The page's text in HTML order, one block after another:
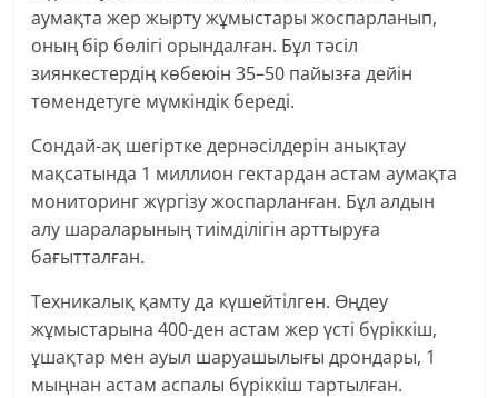
аумақта жер жырту жұмыстары жоспарланып,
оның бір бөлігі орындалған. Бұл тәсіл
зиянкестердің көбеюін 35–50 пайызға дейін
төмендетуге мүмкіндік береді.
Сондай-ақ шегіртке дернәсілдерін анықтау
мақсатында 1 миллион гектардан астам аумақта
мониторинг жүргізу жоспарланған. Бұл алдын
алу шараларының тиімділігін арттыруға
бағытталған.
Техникалық қамту да күшейтілген. Өңдеу
жұмыстарына 400-ден астам жер үсті бүріккіш,
ұшақтар мен ауыл шаруашылығы дрондары, 1
мыңнан астам аспалы бүріккіш тартылған.